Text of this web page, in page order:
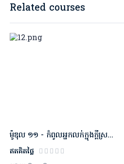
Related courses
ម៉ូឌុល​ ១១ - កំពូលអ្នកលក់ក្នុងក្ដីស្រ...
ឥតគិតថ្លៃ